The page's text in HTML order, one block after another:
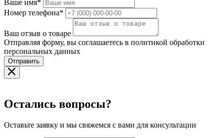
Ваше имя*
Номер телефона*
Ваш отзыв о товаре
Отправляя форму, вы соглашаетесь в политикой обработки
персональных данных
Отправить
Остались вопросы?
Оставьте заявку и мы свяжемся с вами для консультации